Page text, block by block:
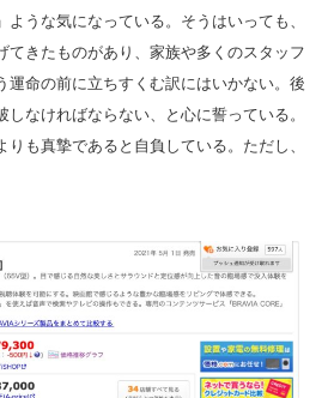
うな気になっている。そうはいっても、
てきたものがあり、家族や多くのスタッフ
運命の前に立ちすくむ訳にはいかない。後
なければならない、と心に誓っている。
りも真摯であると自負している。ただし、